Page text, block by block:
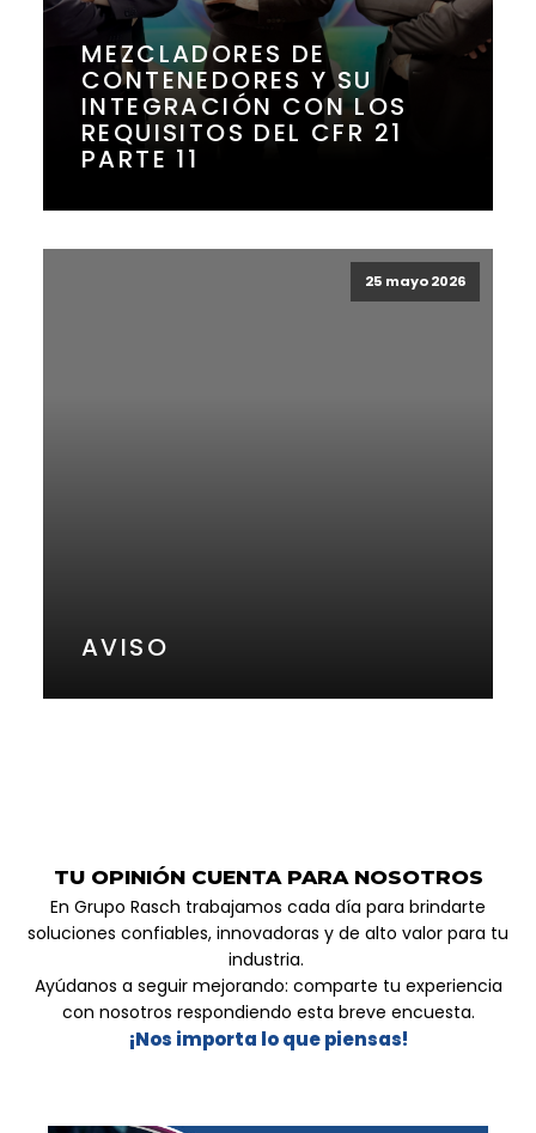
MEZCLADORES DE
CONTENEDORES Y SU
INTEGRACIÓN CON LOS
REQUISITOS DEL CFR 21
PARTE 11
25 mayo 2026
AVISO
TU OPINIÓN CUENTA PARA NOSOTROS
En Grupo Rasch trabajamos cada día para brindarte
soluciones confiables, innovadoras y de alto valor para tu
industria.
Ayúdanos a seguir mejorando: comparte tu experiencia
con nosotros respondiendo esta breve encuesta.
¡Nos importa lo que piensas!